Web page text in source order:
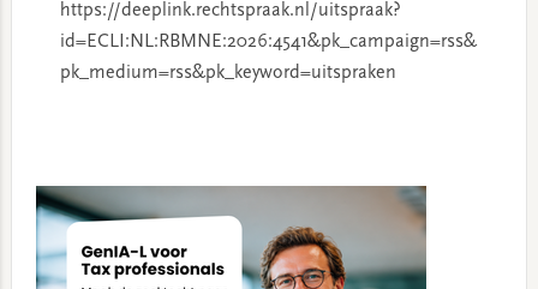
https://deeplink.rechtspraak.nl/uitspraak?
id=ECLI:NL:RBMNE:2026:4541&pk_campaign=rss&
pk_medium=rss&pk_keyword=uitspraken
Sidebar